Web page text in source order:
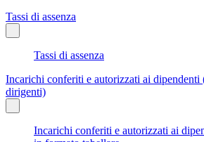
Tassi di assenza
Tassi di assenza
Incarichi conferiti e autorizzati ai dipendenti
dirigenti)
Incarichi conferiti e autorizzati ai